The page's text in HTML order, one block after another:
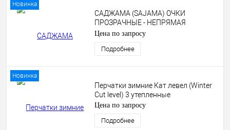
Новинка
САДЖАМА (SAJAMA) ОЧКИ
ПРОЗРАЧНЫЕ - НЕПРЯМАЯ
ВЕНТИЛЯЦИЯ
Цена по запросу
Подробнее
Новинка
Перчатки зимние Кат левел (Winter
Cut level) 3 утепленные
Цена по запросу
Подробнее